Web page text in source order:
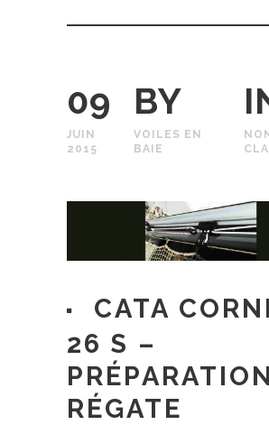
09
JUIN
2015
BY
VOILES EN
BAIE
NON
CATA
26 S –
PRÉPARATION
RÉGATE